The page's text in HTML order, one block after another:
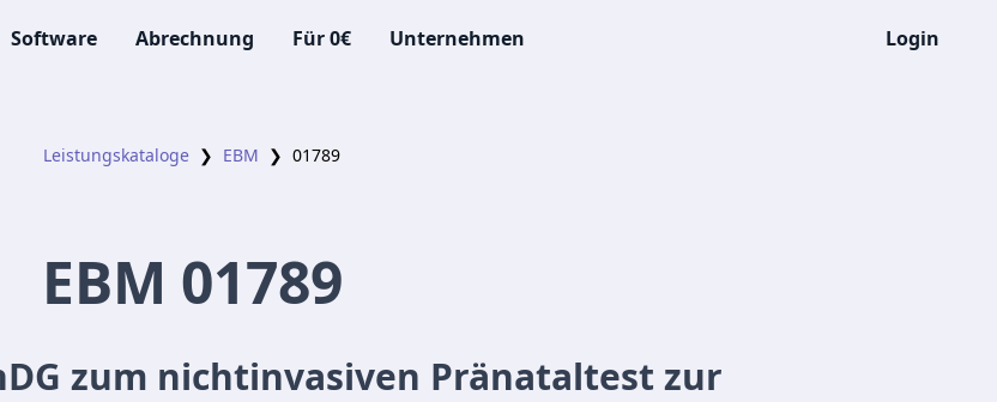
Software Abrechnung Für 0€ Unternehmen Login
Leistungskataloge ❯ EBM ❯ 01789
EBM 01789
zum nichtinvasiven Pränataltest zur